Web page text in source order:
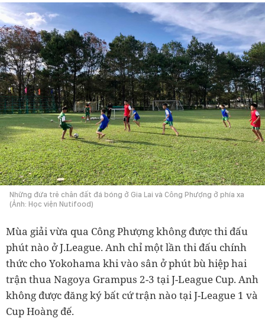
Những đứa trẻ chân đất đá bóng ở Gia Lai và Công Phượng ở phía xa
(Ảnh: Học viện Nutifood)
Mùa giải vừa qua Công Phượng không được thi đấu
phút nào ở J.League. Anh chỉ một lần thi đấu chính
thức cho Yokohama khi vào sân ở phút bù hiệp hai
trận thua Nagoya Grampus 2-3 tại J-League Cup. Anh
không được đăng ký bất cứ trận nào tại J-League 1 và
Cup Hoàng đế.